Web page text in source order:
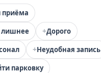
приёма
лишнее +Дорого
+Неудобная запись
парковку